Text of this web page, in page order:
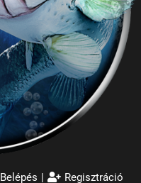
Belépés | Regisztráció